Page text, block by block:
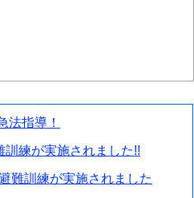
指導！
練が実施されました!!
難訓練が実施されました